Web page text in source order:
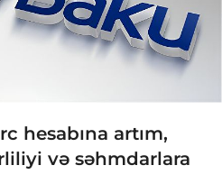
hesabına artım,
və səhmdarlara